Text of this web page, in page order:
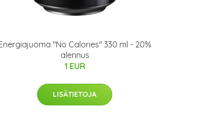
"No Calories" 330 ml - 20%
alennus
1 EUR
LISÄTIETOJA